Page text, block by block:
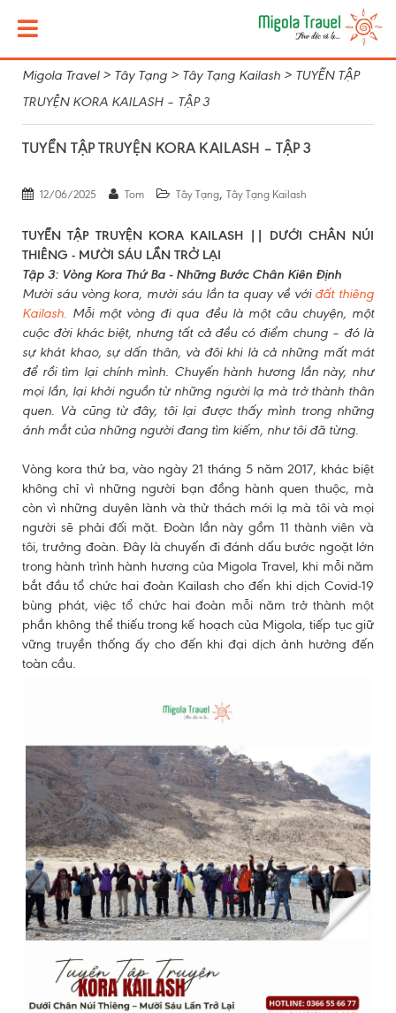
Migola Travel> Tây Tạng > Tây Tạng Kailash > TUYỂN TẬP
TRUYỆN KORA KAILASH – TẬP 3
TUYỂN TẬP TRUYỆN KORA KAILASH – TẬP 3
12/06/2025 Tom Tây Tạng, Tây Tạng Kailash
TUYỂN TẬP TRUYỆN KORA KAILASH || DƯỚI CHÂN NÚI
THIÊNG - MƯỜI SÁU LẦN TRỞ LẠI
Tập 3: Vòng Kora Thứ Ba - Những Bước Chân Kiên Định
Mười sáu vòng kora, mười sáu lần ta quay về với đất thiêng
Kailash. Mỗi một vòng đi qua đều là một câu chuyện, một
cuộc đời khác biệt, nhưng tất cả đều có điểm chung – đó là
sự khát khao, sự dấn thân, và đôi khi là cả những mất mát
để rồi tìm lại chính mình. Chuyến hành hương lần này, như
mọi lần, lại khởi nguồn từ những người lạ mà trở thành thân
quen. Và cũng từ đây, tôi lại được thấy mình trong những
ánh mắt của những người đang tìm kiếm, như tôi đã từng.
Vòng kora thứ ba, vào ngày 21 tháng 5 năm 2017, khác biệt
không chỉ vì những người bạn đồng hành quen thuộc, mà
còn vì những duyên lành và thử thách mới lạ mà tôi và mọi
người sẽ phải đối mặt. Đoàn lần này gồm 11 thành viên và
tôi, trưởng đoàn. Đây là chuyến đi đánh dấu bước ngoặt lớn
trong hành trình hành hương của Migola Travel, khi mỗi năm
bắt đầu tổ chức hai đoàn Kailash cho đến khi dịch Covid-19
bùng phát, việc tổ chức hai đoàn mỗi năm trở thành một
phần không thể thiếu trong kế hoạch của Migola, tiếp tục giữ
vững truyền thống ấy cho đến khi đại dịch ảnh hưởng đến
toàn cầu.